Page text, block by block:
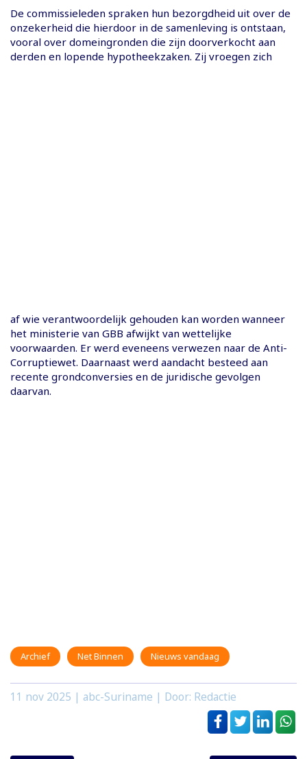
De commissieleden spraken hun bezorgdheid uit over de
onzekerheid die hierdoor in de samenleving is ontstaan,
vooral over domeingronden die zijn doorverkocht aan
derden en lopende hypotheekzaken. Zij vroegen zich
af wie verantwoordelijk gehouden kan worden wanneer
het ministerie van GBB afwijkt van wettelijke
voorwaarden. Er werd eveneens verwezen naar de Anti-
Corruptiewet. Daarnaast werd aandacht besteed aan
recente grondconversies en de juridische gevolgen
daarvan.
Archief Net Binnen Nieuws vandaag
11 nov 2025 | abc-Suriname | Door: Redactie